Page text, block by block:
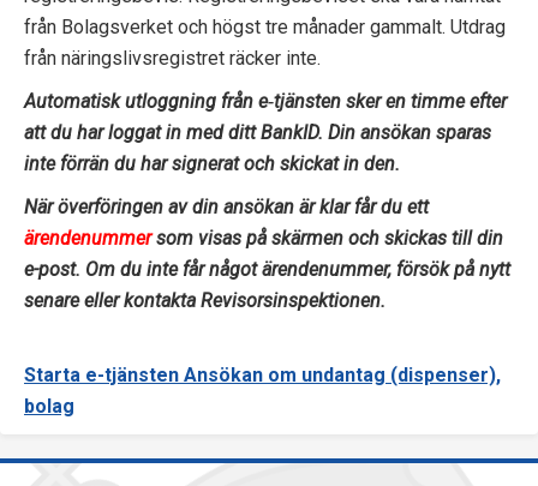
e
k
o
n
n
från Bolagsverket och högst tre månader gammalt. Utdrag
från näringslivsregistret räcker inte.
Automatisk utloggning från e‑tjänsten sker en timme efter
att du har loggat in med ditt BankID. Din ansökan sparas
inte förrän du har signerat och skickat in den.
När överföringen av din ansökan är klar får du ett
ärendenummersom visas på skärmen och skickas till din
e-post. Om du inte får något ärendenummer, försök på nytt
senare eller kontakta Revisorsinspektionen.
Starta e-tjänsten Ansökan om undantag (dispenser),
bolag